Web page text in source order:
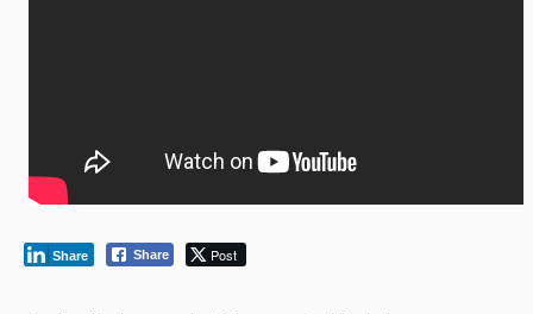
Share Post
Share